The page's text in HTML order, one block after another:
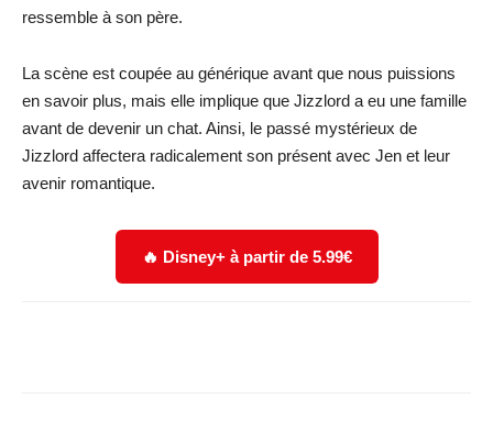
ressemble à son père.
La scène est coupée au générique avant que nous puissions
en savoir plus, mais elle implique que Jizzlord a eu une famille
avant de devenir un chat. Ainsi, le passé mystérieux de
Jizzlord affectera radicalement son présent avec Jen et leur
avenir romantique.
🔥 Disney+ à partir de 5.99€